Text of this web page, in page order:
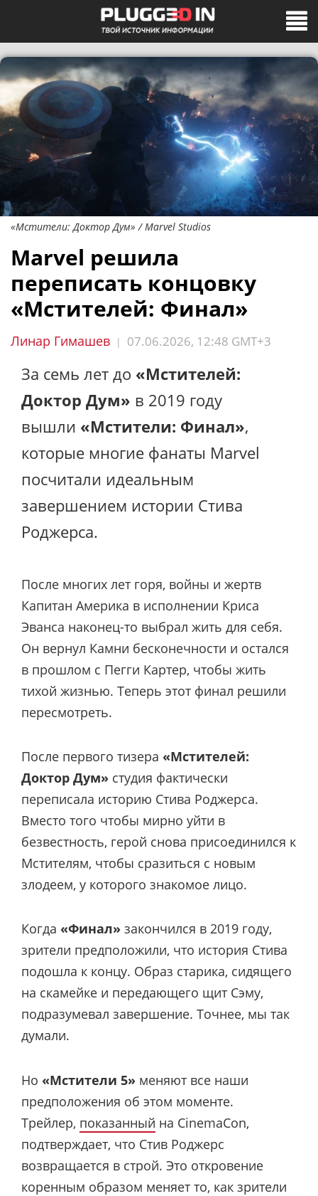
«Мстители: Доктор Дум» / Marvel Studios
Marvel решила
переписать концовку
«Мстителей: Финал»
Линар Гимашев | 07.06.2026, 12:48 GMT+3
За семь лет до «Мстителей:
Доктор Дум» в 2019 году
вышли «Мстители: Финал»,
которые многие фанаты Marvel
посчитали идеальным
завершением истории Стива
Роджерса.
После многих лет горя, войны и жертв
Капитан Америка в исполнении Криса
Эванса наконец-то выбрал жить для себя.
Он вернул Камни бесконечности и остался
в прошлом с Пегги Картер, чтобы жить
тихой жизнью. Теперь этот финал решили
пересмотреть.
После первого тизера «Мстителей:
Доктор Дум» студия фактически
переписала историю Стива Роджерса.
Вместо того чтобы мирно уйти в
безвестность, герой снова присоединился к
Мстителям, чтобы сразиться с новым
злодеем, у которого знакомое лицо.
Когда «Финал» закончился в 2019 году,
зрители предположили, что история Стива
подошла к концу. Образ старика, сидящего
на скамейке и передающего щит Сэму,
подразумевал завершение. Точнее, мы так
думали.
Но «Мстители 5» меняют все наши
предположения об этом моменте.
Трейлер, показанный на CinemaCon,
подтверждает, что Стив Роджерс
возвращается в строй. Это откровение
коренным образом меняет то, как зрители